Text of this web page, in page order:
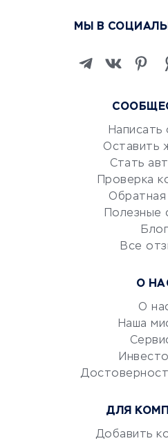
Изучение иностранных
Маркетинг и продажи
Репетиторство
Красота и здоровье
Сервисы по поиску
Сетевой маркетинг
УСЛУГИ ДЛЯ БИЗНЕСА
документооборот
Консалтинговые
Аудиторские компании
Написать
Оставить
Стать
Проверка
Обратная
Полезные
Блог
Все
О
О
Наша
ДЛЯ
Добавить
МЫ В